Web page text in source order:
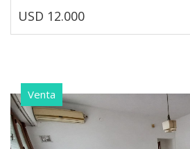
USD 12.000
Venta